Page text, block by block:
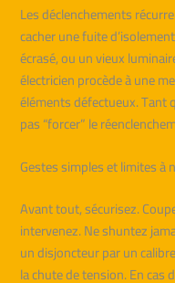
Les déclenchements
cacher une fuite
écrasé, ou un vieux
électricien procède à une
éléments défectueux. Tant
pas “forcer” le
Gestes simples et limites à
Avant tout, sécurisez.
intervenez. Ne shuntez
un disjoncteur par un
la chute de tension. En